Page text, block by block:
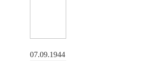
07.09.1944